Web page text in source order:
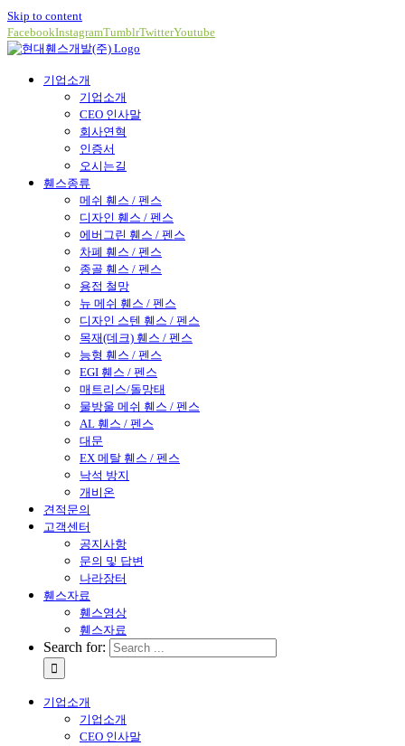
Skip to content
FacebookInstagramTumblrTwitterYoutube
기업소개
기업소개
CEO 인사말
회사연혁
인증서
오시는길
휀스종류
메쉬 휀스 / 펜스
디자인 휀스 / 펜스
에버그린 휀스 / 펜스
차폐 휀스 / 펜스
종골 휀스 / 펜스
용접 철망
뉴 메쉬 휀스 / 펜스
디자인 스텐 휀스 / 펜스
목재(데크) 휀스 / 펜스
능형 휀스 / 펜스
EGI 휀스 / 펜스
매트리스/돌망태
물방울 메쉬 휀스 / 펜스
AL 휀스 / 펜스
대문
EX 메탈 휀스 / 펜스
낙석 방지
개비온
견적문의
고객센터
공지사항
문의 및 답변
나라장터
휀스자료
휀스영상
휀스자료
Search for:
기업소개
기업소개
CEO 인사말